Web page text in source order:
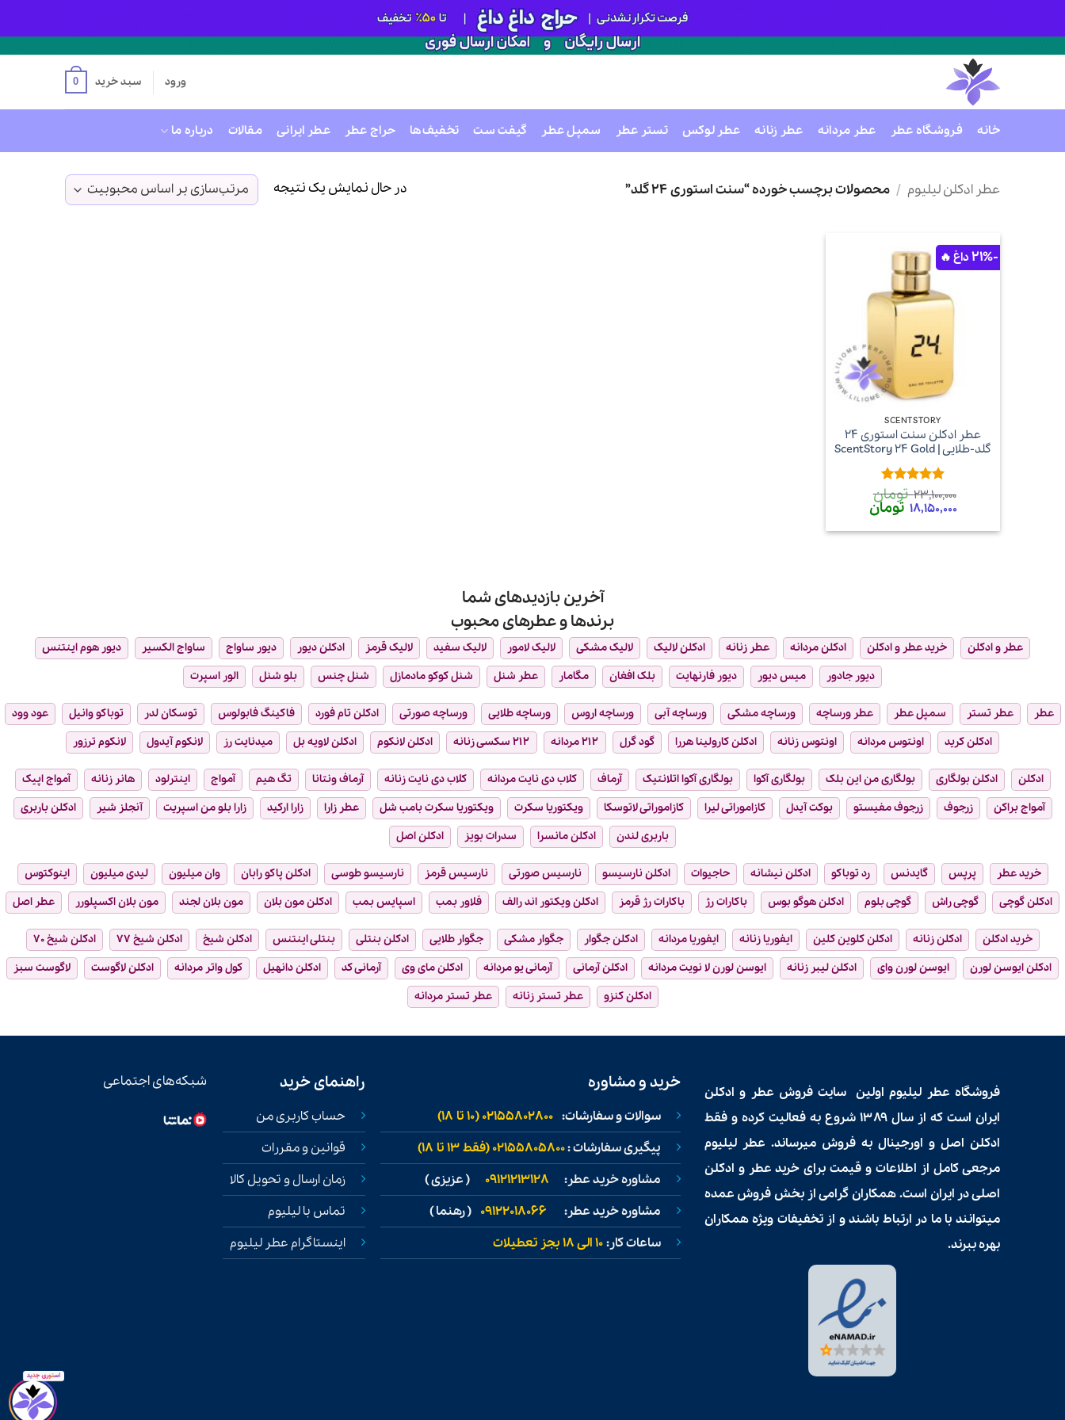
ورود سبد خرید 0
خانه فروشگاه عطر عطر مردانه عطر زنانه عطر لوکس تستر عطر سمپل عطر گیفت ست تخفیف‌ها حراج عطر عطر ایرانی مقالات درباره ما
عطر ادکلن لیلیوم / محصولات برچسب خورده “سنت استوری 24 گلد” در حال نمایش یک نتیجه
-21%
+
SCENTSTORY
عطر ادکلن سنت استوری 24
گلد-طلایی | ScentStory 24 Gold
امتیاز5از
23,100,000 تومان
قیمت
اصلی
23,100,000 تومان
بود.
18,150,000 تومان
18,150,000 تومان
است.
آخرین بازدیدهای شما
برندها و عطرهای محبوب
عطر و ادکلن خرید عطر و ادکلن ادکلن مردانه عطر زنانه ادکلن لالیک لالیک مشکی لالیک لامور لالیک سفید لالیک قرمز ادکلن دیور دیور ساواج ساواج الکسیر
دیور هوم اینتنس
دیور جادور
میس دیور دیور فارنهایت بلک افغان مگامار عطر شنل شنل کوکو مادمازل شنل چنس بلو شنل الور اسپرت
عطر عطر تستر سمپل عطر عطر ورساچه ورساچه مشکی ورساچه آبی ورساچه اروس ورساچه طلایی ورساچه صورتی ادکلن تام فورد فاکینگ فابولوس توسکان لدر توباکو وانیل
عود وود
ادکلن کرید
اونتوس مردانه اونتوس زنانه ادکلن کارولینا هررا گود گرل ۲۱۲ مردانه ۲۱۲ سکسی زنانه ادکلن لانکوم ادکلن لاویه بل میدنایت رز لانکوم آیدول لانکوم ترزور
ادکلن ادکلن بولگاری بولگاری من این بلک بولگاری آکوا بولگاری آکوا اتلانتیک آرماف کلاب دی نایت مردانه کلاب دی نایت زنانه آرماف ونتانا تگ هیم آمواج اینترلود هانر زنانه
آمواج اپیک
آمواج براکن
زرجوف زرجوف مفیستو بوکت آیدل کازاموراتی لیرا کازاموراتی لاتوسکا ویکتوریا سکرت ویکتوریا سکرت بامب شل عطر زارا زارا ارکید زارا بلو من اسپریت آنجلز شیر
ادکلن باربری
باربری لندن
ادکلن مانسرا سدرات بویز ادکلن اصل
خرید عطر پرپس گایدنس رد توباکو ادکلن نیشانه حاجیوات ادکلن نارسیسو نارسیس صورتی نارسیس قرمز نارسیسو طوسی ادکلن پاکو رابان وان میلیون لیدی میلیون
اینوکتوس
ادکلن گوچی
گوچی راش گوچی بلوم ادکلن هوگو بوس باکارات رژ باکارات رژ قرمز ادکلن ویکتور اند رالف فلاور بمب اسپایس بمب ادکلن مون بلان مون بلان لجند مون بلان اکسپلورر عطر اصل
خرید ادکلن ادکلن زنانه ادکلن کلوین کلین ایفوریا زنانه ایفوریا مردانه ادکلن جگوار جگوار مشکی جگوار طلایی ادکلن بنتلی بنتلی اینتنس ادکلن شیخ ادکلن شیخ ۷۷
ادکلن شیخ ۷۰
ادکلن ایوسن لورن
ایوسن لورن وای ادکلن لیبر زنانه ایوسن لورن لا نویت مردانه ادکلن آرمانی آرمانی یو مردانه ادکلن مای وی آرمانی کد ادکلن دانهیل کول واتر مردانه ادکلن لاگوست
لاگوست سبز
ادکلن کنزو
عطر تستر زنانه عطر تستر مردانه
فروشگاه عطر لیلیوم اولین سایت فروش عطر و ادکلن
ایران است که از سال ۱۳۸۹ شروع به فعالیت کرده و فقط
ادکلن اصل و اورجینال به فروش میرساند. عطر لیلیوم
مرجعی کامل از اطلاعات و قیمت برای خرید عطر و ادکلن
اصلی در ایران است. همکاران گرامی از بخش فروش عمده
میتوانند با ما در ارتباط باشند و از تخفیفات ویژه همکاران
بهره ببرند.
خرید و مشاوره
سوالات و سفارشات:02155802800 (۱۰ تا ۱۸)
پیگیری سفارشات :02155805800 (فقط ۱۳ تا ۱۸)
مشاوره خرید عطر: 09121213128 ( عزیزی )
مشاوره خرید عطر: 09122018066 ( رهنما )
ساعات کار:۱۰ الی ۱۸ بجز تعطیلات
راهنمای خرید
حساب کاربری من
قوانین و مقررات
زمان ارسال و تحویل کالا
تماس با لیلیوم
اینستاگرام عطر لیلیوم
شبکه‌های اجتماعی